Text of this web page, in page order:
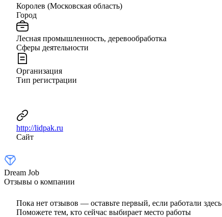
Королев (Московская область)
Город
Лесная промышленность, деревообработка
Сферы деятельности
Организация
Тип регистрации
http://lidpak.ru
Сайт
Dream Job
Отзывы о компании
Пока нет отзывов — оставьте первый, если работали здесь
Поможете тем, кто сейчас выбирает место работы